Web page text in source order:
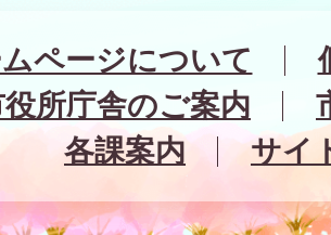
ページについて
所庁舎のご案内
各課案内
サイ